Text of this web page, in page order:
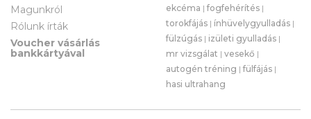
Magunkról
Rólunk írták
Voucher vásárlás
bankkártyával
ekcéma |fogfehérítés |
torokfájás | ínhüvelygyulladás |
fülzúgás | izületi gyulladás |
mr vizsgálat | vesekő |
autogén tréning |fülfájás |
hasi ultrahang